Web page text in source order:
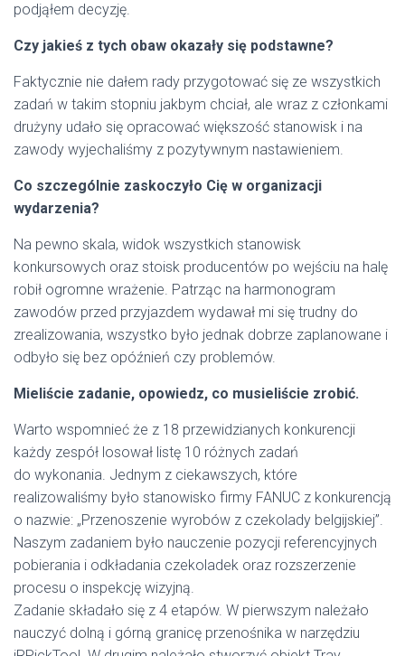
podjąłem decyzję.
Czy jakieś z tych obaw okazały się podstawne?
Faktycznie nie dałem rady przygotować się ze wszystkich
zadań w takim stopniu jakbym chciał, ale wraz z członkami
drużyny udało się opracować większość stanowisk i na
zawody wyjechaliśmy z pozytywnym nastawieniem.
Co szczególnie zaskoczyło Cię w organizacji
wydarzenia?
Na pewno skala, widok wszystkich stanowisk
konkursowych oraz stoisk producentów po wejściu na halę
robił ogromne wrażenie. Patrząc na harmonogram
zawodów przed przyjazdem wydawał mi się trudny do
zrealizowania, wszystko było jednak dobrze zaplanowane i
odbyło się bez opóźnień czy problemów.
Mieliście zadanie, opowiedz, co musieliście zrobić.
Warto wspomnieć że z 18 przewidzianych konkurencji
każdy zespół losował listę 10 różnych zadań
do wykonania. Jednym z ciekawszych, które
realizowaliśmy było stanowisko firmy FANUC z konkurencją
o nazwie: „Przenoszenie wyrobów z czekolady belgijskiej”.
Naszym zadaniem było nauczenie pozycji referencyjnych
pobierania i odkładania czekoladek oraz rozszerzenie
procesu o inspekcję wizyjną.
Zadanie składało się z 4 etapów. W pierwszym należało
nauczyć dolną i górną granicę przenośnika w narzędziu